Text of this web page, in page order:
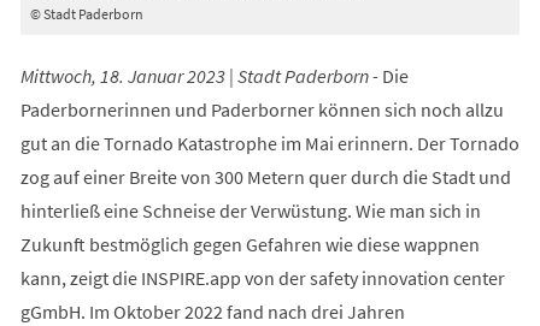
© Stadt Paderborn
Mittwoch, 18. Januar 2023 | Stadt Paderborn - Die
Paderbornerinnen und Paderborner können sich noch allzu
gut an die Tornado Katastrophe im Mai erinnern. Der Tornado
zog auf einer Breite von 300 Metern quer durch die Stadt und
hinterließ eine Schneise der Verwüstung. Wie man sich in
Zukunft bestmöglich gegen Gefahren wie diese wappnen
kann, zeigt die INSPIRE.app von der safety innovation center
gGmbH. Im Oktober 2022 fand nach drei Jahren